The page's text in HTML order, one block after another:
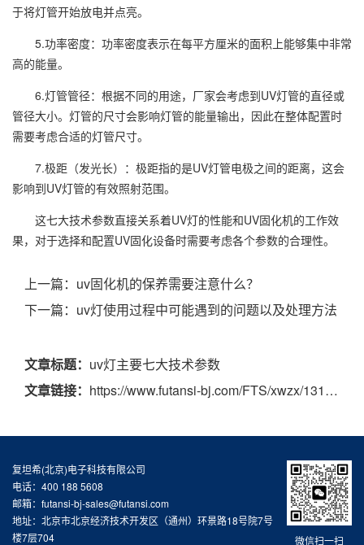
于将灯管开始放电并点亮。
5.功率密度：功率密度表示在每平方厘米的面积上能够集中非常
高的能量。
6.灯管管径：根据不同的用途，厂家会考虑到UV灯管的直径或
管径大小。灯管的尺寸会影响灯管的能量输出，因此在整体配置时
需要考虑合适的灯管尺寸。
7.极距（发光长）：极距指的是UV灯管电极之间的距离，这会
影响到UV灯管的有效照射范围。
这七大技术参数直接关系着UV灯的性能和UV固化机的工作效
果，对于选择和配置UV固化设备时需要考虑各个参数的合理性。
上一篇： uv固化机的保养需要注意什么？
下一篇： uv灯使用过程中可能遇到的问题以及处理方法
文章标题： uv灯主要七大技术参数
文章链接： https://www.futansi-bj.com/FTS/xwzx/131.html
微信扫一扫
复坦希(北京)电子科技有限公司
电话：400 188 5608
邮箱：futansi-bj-sales@futansi.com
地址：北京市北京经济技术开发区（通州）环景路18号院7号
楼7层704